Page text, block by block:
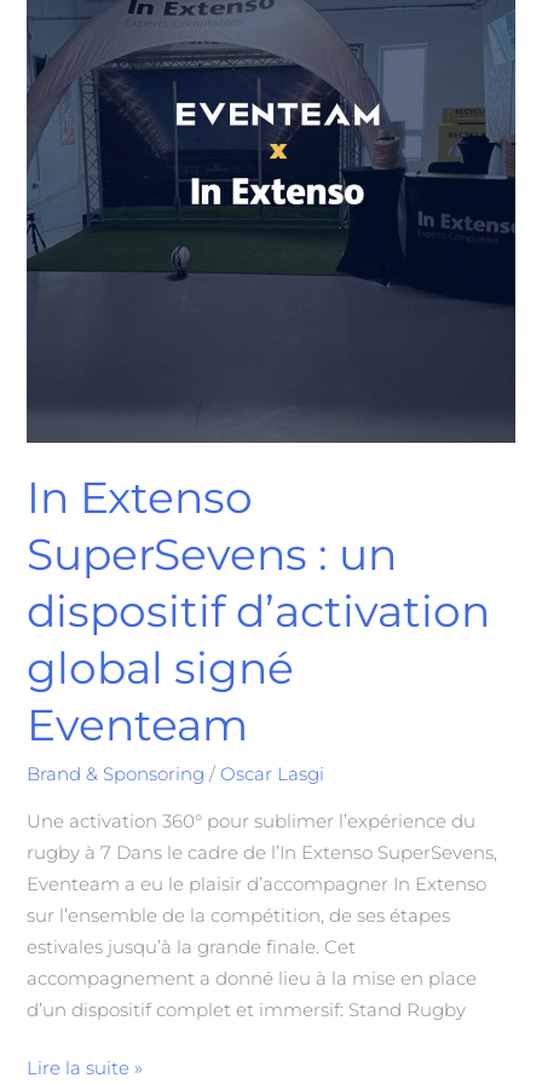
In Extenso
SuperSevens : un
dispositif d’activation
global signé
Eventeam
Brand & Sponsoring /Oscar Lasgi
Une activation 360° pour sublimer l’expérience du
rugby à 7 Dans le cadre de l’In Extenso SuperSevens,
Eventeam a eu le plaisir d’accompagner In Extenso
sur l’ensemble de la compétition, de ses étapes
estivales jusqu’à la grande finale. Cet
accompagnement a donné lieu à la mise en place
d’un dispositif complet et immersif: Stand Rugby
d’activation
global
signé
Eventeam
Lire la suite »